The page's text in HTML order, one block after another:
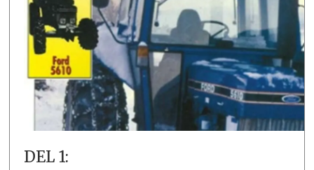
DEL 1: